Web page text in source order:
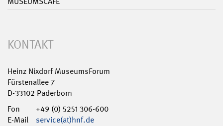
KONTAKT
Heinz Nixdorf MuseumsForum
Fürstenallee 7
D-33102 Paderborn
Fon
+49 (0) 5251 306-600
E-Mail
service(at)hnf.de